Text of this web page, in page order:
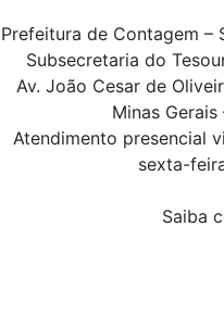
Prefeitura de Contagem –
Subsecretaria do
Av. João Cesar de
Minas
Atendimento presencial
sexta-
Saiba